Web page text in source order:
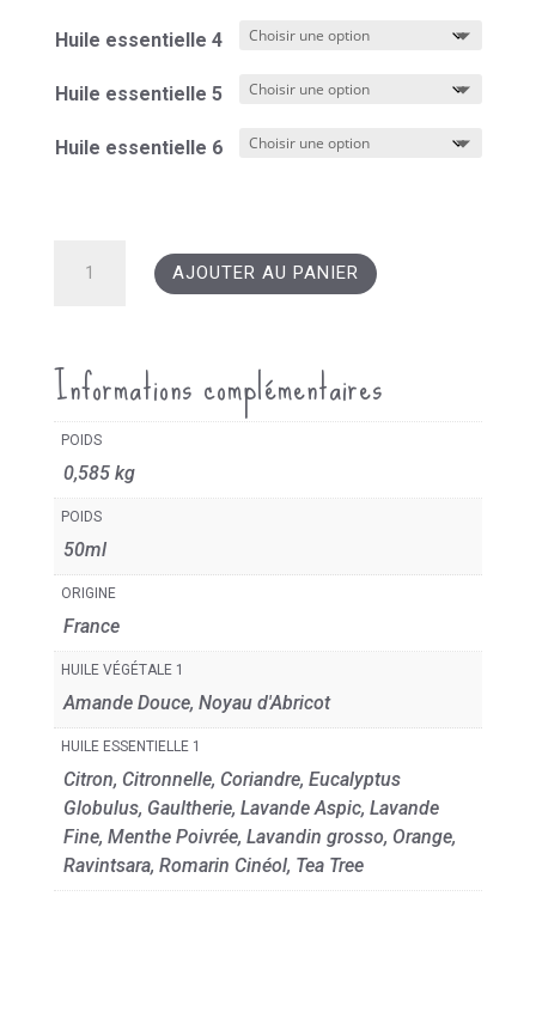
Huile essentielle 4
Huile essentielle 5
Huile essentielle 6
être
AJOUTER AU PANIER
Informations complémentaires
POIDS
0,585 kg
POIDS
50ml
ORIGINE
France
HUILE VÉGÉTALE 1
Amande Douce, Noyau d'Abricot
HUILE ESSENTIELLE 1
Citron, Citronnelle, Coriandre, Eucalyptus
Globulus, Gaultherie, Lavande Aspic, Lavande
Fine, Menthe Poivrée, Lavandin grosso, Orange,
Ravintsara, Romarin Cinéol, Tea Tree